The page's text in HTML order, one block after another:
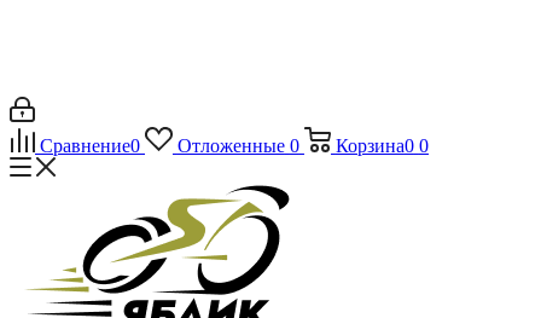
Сравнение0 Отложенные 0 Корзина0 0